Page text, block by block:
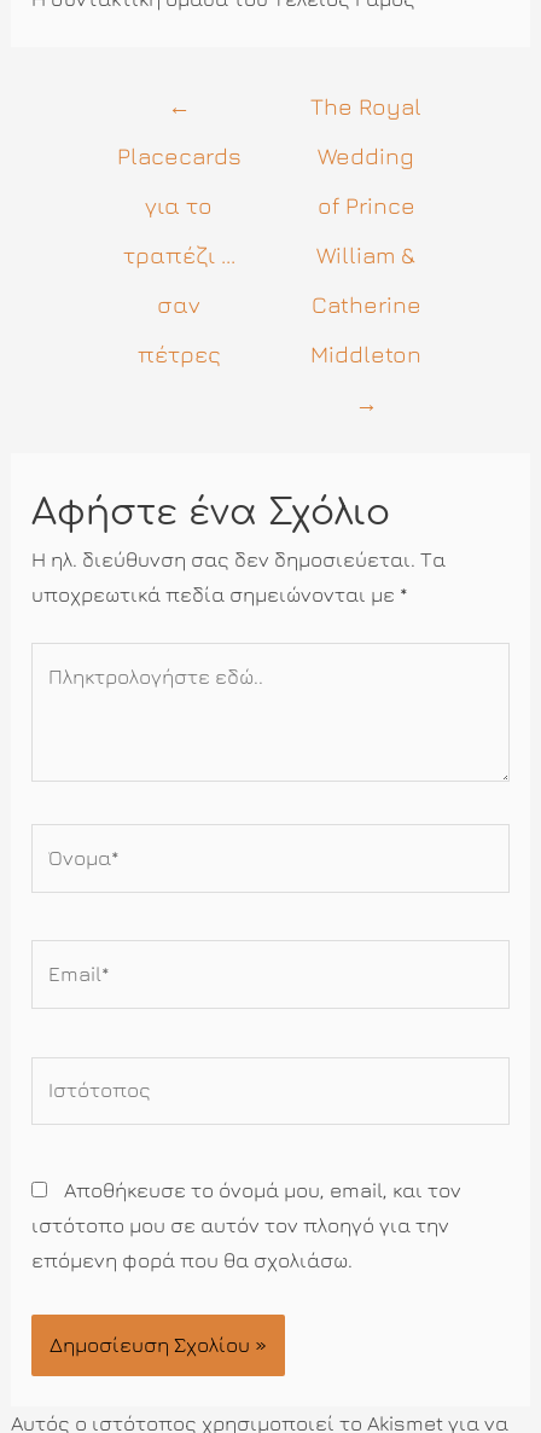
←
Placecards
για το
τραπέζι ...
σαν
πέτρες
The Royal
Wedding
of Prince
William &
Catherine
Middleton
→
Αφήστε ένα Σχόλιο
Η ηλ. διεύθυνση σας δεν δημοσιεύεται. Τα
υποχρεωτικά πεδία σημειώνονται με *
Αποθήκευσε το όνομά μου, email, και τον
ιστότοπο μου σε αυτόν τον πλοηγό για την
επόμενη φορά που θα σχολιάσω.
Αυτός ο ιστότοπος χρησιμοποιεί το Akismet για να